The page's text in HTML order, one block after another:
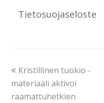
Tietosuojaseloste
Kristillinen tuokio -
materiaali aktivoi
raamattuhetkien